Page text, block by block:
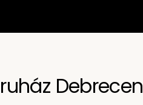
Debrecen